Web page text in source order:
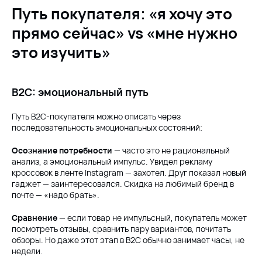
Путь покупателя: «я хочу это
прямо сейчас» vs «мне нужно
это изучить»
B2C: эмоциональный путь
Путь B2C-покупателя можно описать через
последовательность эмоциональных состояний:
Осознание потребности — часто это не рациональный
анализ, а эмоциональный импульс. Увидел рекламу
кроссовок в ленте Instagram — захотел. Друг показал новый
гаджет — заинтересовался. Скидка на любимый бренд в
почте — «надо брать».
Сравнение— если товар не импульсный, покупатель может
посмотреть отзывы, сравнить пару вариантов, почитать
обзоры. Но даже этот этап в B2C обычно занимает часы, не
недели.